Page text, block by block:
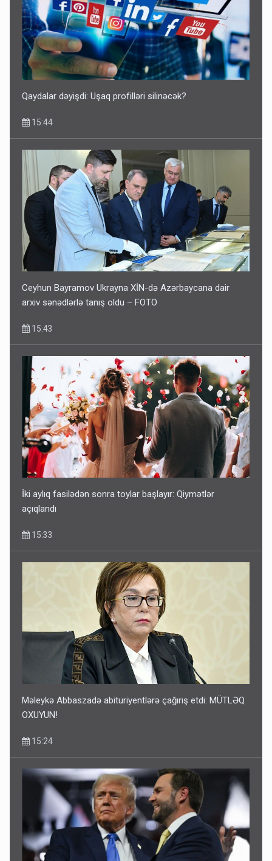
Qaydalar dəyişdi: Uşaq profilləri silinəcək?
15:44
Ceyhun Bayramov Ukrayna XİN-də Azərbaycana dair
arxiv sənədlərlə tanış oldu – FOTO
15:43
İki aylıq fasilədən sonra toylar başlayır: Qiymətlər
açıqlandı
15:33
Məleykə Abbaszadə abituriyentlərə çağırış etdi: MÜTLƏQ
OXUYUN!
15:24